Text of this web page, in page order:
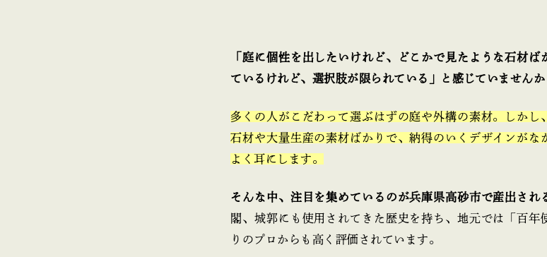
「庭に個性を出したいけれど、どこかで見たような石材
ているけれど、選択肢が限られている」と感じていませんか
多くの人がこだわって選ぶはずの庭や外構の素材。しかし
石材や大量生産の素材ばかりで、納得のいくデザインがな
よく耳にします。
そんな中、注目を集めているのが兵庫県高砂市で産出され
閣、城郭にも使用されてきた歴史を持ち、地元では「百年
りのプロからも高く評価されています。